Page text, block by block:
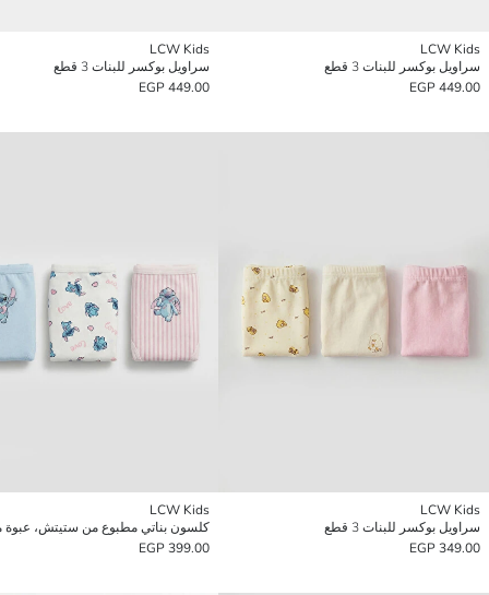
LCW Kids
سراويل بوكسر للبنات 3 قطع
449.00 EGP
LCW Kids
سراويل بوكسر للبنات 3 قطع
449.00 EGP
LCW Kids
سراويل بوكسر للبنات 3 قطع
349.00 EGP
LCW Kids
399.00 EGP